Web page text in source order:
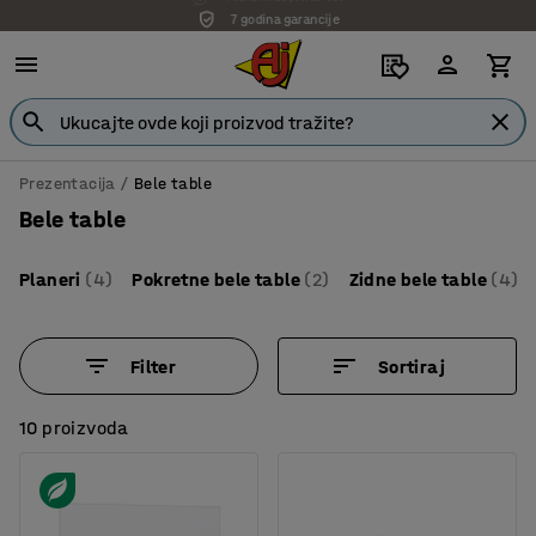
7 godina garancije
Prezentacija Bele table
Bele table
Planeri (4) Pokretne bele table (2) Zidne bele table (4)
Filter Sortiraj
10 proizvoda